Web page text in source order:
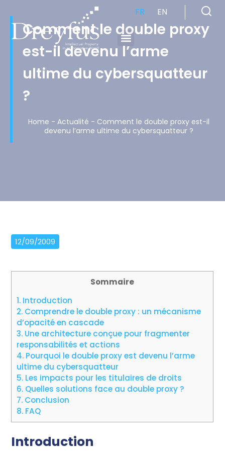
FR EN
Comment le double proxy
est-il devenu l’arme
ultime du cybersquatteur
?
Home - Actualité - Comment le double proxy est-il
devenu l’arme ultime du cybersquatteur ?
12/09/2009
Sommaire
1. Introduction
2. Comprendre le double proxy : un mécanisme
d’opacité en cascade
3. Une architecture conçue pour fragmenter
responsabilités et actions
4. Pourquoi le double proxy est devenu l’arme
ultime du cybersquatteur
5. Les impacts pour les titulaires de droits
6. Quelles solutions face au double proxy ?
7. Conclusion
8. FAQ
Introduction